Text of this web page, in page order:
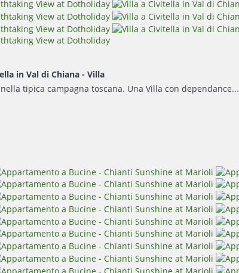
in Val di Chiana - Villa
tipica campagna toscana. Una Villa con dependance...